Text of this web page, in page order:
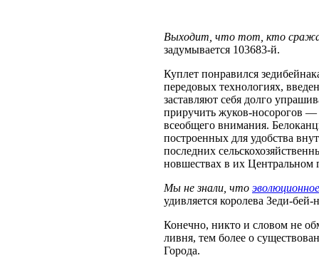
Выходит, что тот, кто
задумывается 103683-й.
Куплет понравился
передовых технологиях,
заставляют себя долго
приручить жуков-носорогов —
всеобщего внимания.
построенных для удобства
последних
новшествах в их Центральном
Мы не знали, что эволюционное
удивляется королева Зеди-
Конечно, никто и словом не
ливня, тем более о
Города.